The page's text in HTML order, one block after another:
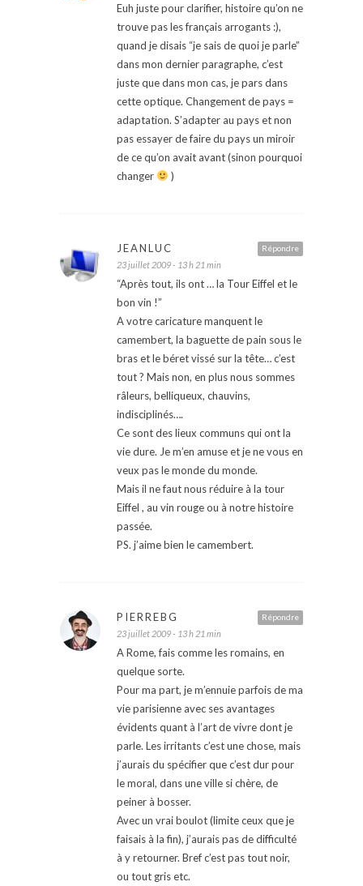
Euh juste pour clarifier, histoire qu’on ne
trouve pas les français arrogants :),
quand je disais “je sais de quoi je parle”
dans mon dernier paragraphe, c’est
juste que dans mon cas, je pars dans
cette optique. Changement de pays =
adaptation. S’adapter au pays et non
pas essayer de faire du pays un miroir
de ce qu’on avait avant (sinon pourquoi
changer
)
Répondre
JEANLUC
23 juillet 2009 - 13 h 21 min
“Après tout, ils ont … la Tour Eiffel et le
bon vin !”
A votre caricature manquent le
camembert, la baguette de pain sous le
bras et le béret vissé sur la tête… c’est
tout ? Mais non, en plus nous sommes
râleurs, belliqueux, chauvins,
indisciplinés….
Ce sont des lieux communs qui ont la
vie dure. Je m’en amuse et je ne vous en
veux pas le monde du monde.
Mais il ne faut nous réduire à la tour
Eiffel , au vin rouge ou à notre histoire
passée.
PS. j’aime bien le camembert.
Répondre
PIERREBG
23 juillet 2009 - 13 h 21 min
A Rome, fais comme les romains, en
quelque sorte.
Pour ma part, je m’ennuie parfois de ma
vie parisienne avec ses avantages
évidents quant à l’art de vivre dont je
parle. Les irritants c’est une chose, mais
j’aurais du spécifier que c’est dur pour
le moral, dans une ville si chère, de
peiner à bosser.
Avec un vrai boulot (limite ceux que je
faisais à la fin), j’aurais pas de difficulté
à y retourner. Bref c’est pas tout noir,
ou tout gris etc.